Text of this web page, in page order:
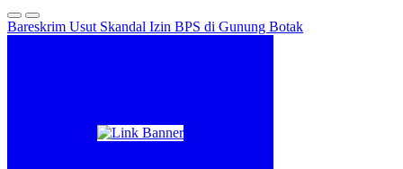
Bareskrim Usut Skandal Izin BPS di Gunung Botak